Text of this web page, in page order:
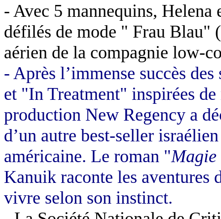
- Avec 5 mannequins,
défilés de mode " Frau Blau"
aérien de la compagnie low-
- Après l’immense succès
et "In Treatment" inspirées
production New Regency a
d’un autre best-seller
américaine. Le roman "Magie
Kanuik raconte les aventures
vivre selon son instinct.